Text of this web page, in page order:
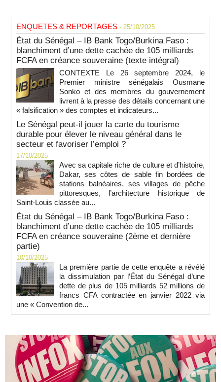
ENQUETES & REPORTAGES - 25/10/2025
État du Sénégal – IB Bank Togo/Burkina Faso :
blanchiment d’une dette cachée de 105 milliards
FCFA en créance souveraine (texte intégral)
CONTEXTE Le 26 septembre 2024, le
Premier ministre sénégalais Ousmane
Sonko et des membres du gouvernement
livrent à la presse des détails concernant une
« falsification » des comptes et indicateurs...
Le Sénégal peut-il jouer la carte du tourisme
durable pour élever le niveau général dans le
secteur et favoriser l’emploi ?
17/10/2025
Avec sa capitale riche de culture et d’histoire,
Dakar, ses côtes de sable fin bordées de
stations balnéaires, ses villages de pêche
pittoresques, l’architecture historique de
Saint-Louis classée au...
État du Sénégal – IB Bank Togo/Burkina Faso :
blanchiment d’une dette cachée de 105 milliards
FCFA en créance souveraine (2ème et dernière
partie)
10/10/2025
La première partie de cette enquête a révélé
la dissimulation par l’État du Sénégal d’une
dette de plus de 105 milliards 52 millions de
francs CFA contractée en janvier 2022 via
une « Convention de...